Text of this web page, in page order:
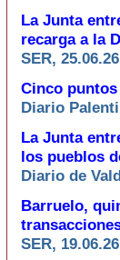
La Junta
recarga a la
SER, 25.06.26
Cinco
Diario
La Junta
los pueblos
Diario de
Barruelo,
SER, 19.06.26